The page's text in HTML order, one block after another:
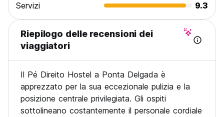
Servizi
9.3
Riepilogo delle recensioni dei
viaggiatori
Il Pé Direito Hostel a Ponta Delgada è
apprezzato per la sua eccezionale pulizia e la
posizione centrale privilegiata. Gli ospiti
sottolineano costantemente il personale cordiale